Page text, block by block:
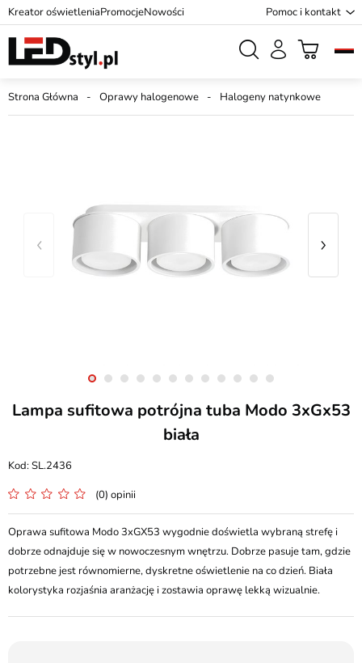
Kreator oświetleniaPromocjeNowości Pomoc i kontakt
Strona Główna Oprawy halogenowe Halogeny natynkowe
Lampa sufitowa potrójna tuba Modo 3xGx53
biała
SL.2436
(0) opinii
Oprawa sufitowa Modo 3xGX53 wygodnie doświetla wybraną strefę i
dobrze odnajduje się w nowoczesnym wnętrzu. Dobrze pasuje tam, gdzie
potrzebne jest równomierne, dyskretne oświetlenie na co dzień. Biała
kolorystyka rozjaśnia aranżację i zostawia oprawę lekką wizualnie.